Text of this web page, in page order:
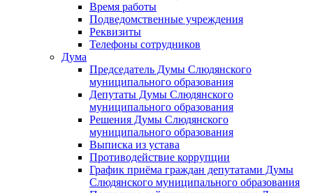
Время работы
Подведомственные учреждения
Реквизиты
Телефоны сотрудников
Дума
Председатель Думы Слюдянского
муниципального образования
Депутаты Думы Слюдянского
муниципального образования
Решения Думы Слюдянского
муниципального образования
Выписка из устава
Противодействие коррупции
График приёма граждан депутатами Думы
Слюдянского муниципального образования